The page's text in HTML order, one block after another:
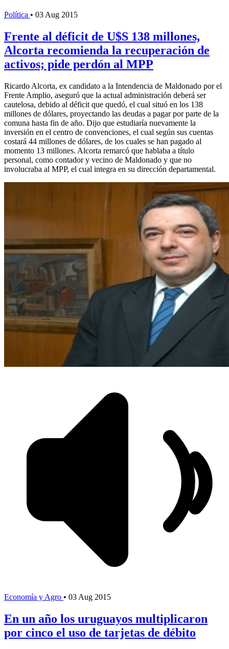
Política • 03 Aug 2015
Frente al déficit de U$S 138 millones,
Alcorta recomienda la recuperación de
activos; pide perdón al MPP
Ricardo Alcorta, ex candidato a la Intendencia de Maldonado por el
Frente Amplio, aseguró que la actual administración deberá ser
cautelosa, debido al déficit que quedó, el cual situó en los 138
millones de dólares, proyectando las deudas a pagar por parte de la
comuna hasta fin de año. Dijo que estudiaría nuevamente la
inversión en el centro de convenciones, el cual según sus cuentas
costará 44 millones de dólares, de los cuales se han pagado al
momento 13 millones. Alcorta remarcó que hablaba a título
personal, como contador y vecino de Maldonado y que no
involucraba al MPP, el cual integra en su dirección departamental.
Economía y Agro • 03 Aug 2015
En un año los uruguayos multiplicaron
por cinco el uso de tarjetas de débito